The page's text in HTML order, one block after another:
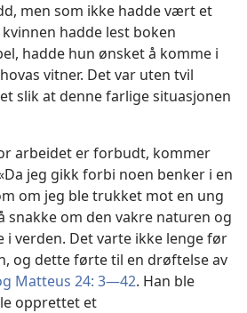
men som ikke hadde vært et
hadde lest boken
hadde hun ønsket å komme i
vitner. Det var uten tvil
slik at denne farlige situasjonen
arbeidet er forbudt, kommer
jeg gikk forbi noen benker i en
om jeg ble trukket mot en ung
snakke om den vakre naturen og
verden. Det varte ikke lenge før
og dette førte til en drøftelse av
Matteus 24: 3—42. Han ble
opprettet et